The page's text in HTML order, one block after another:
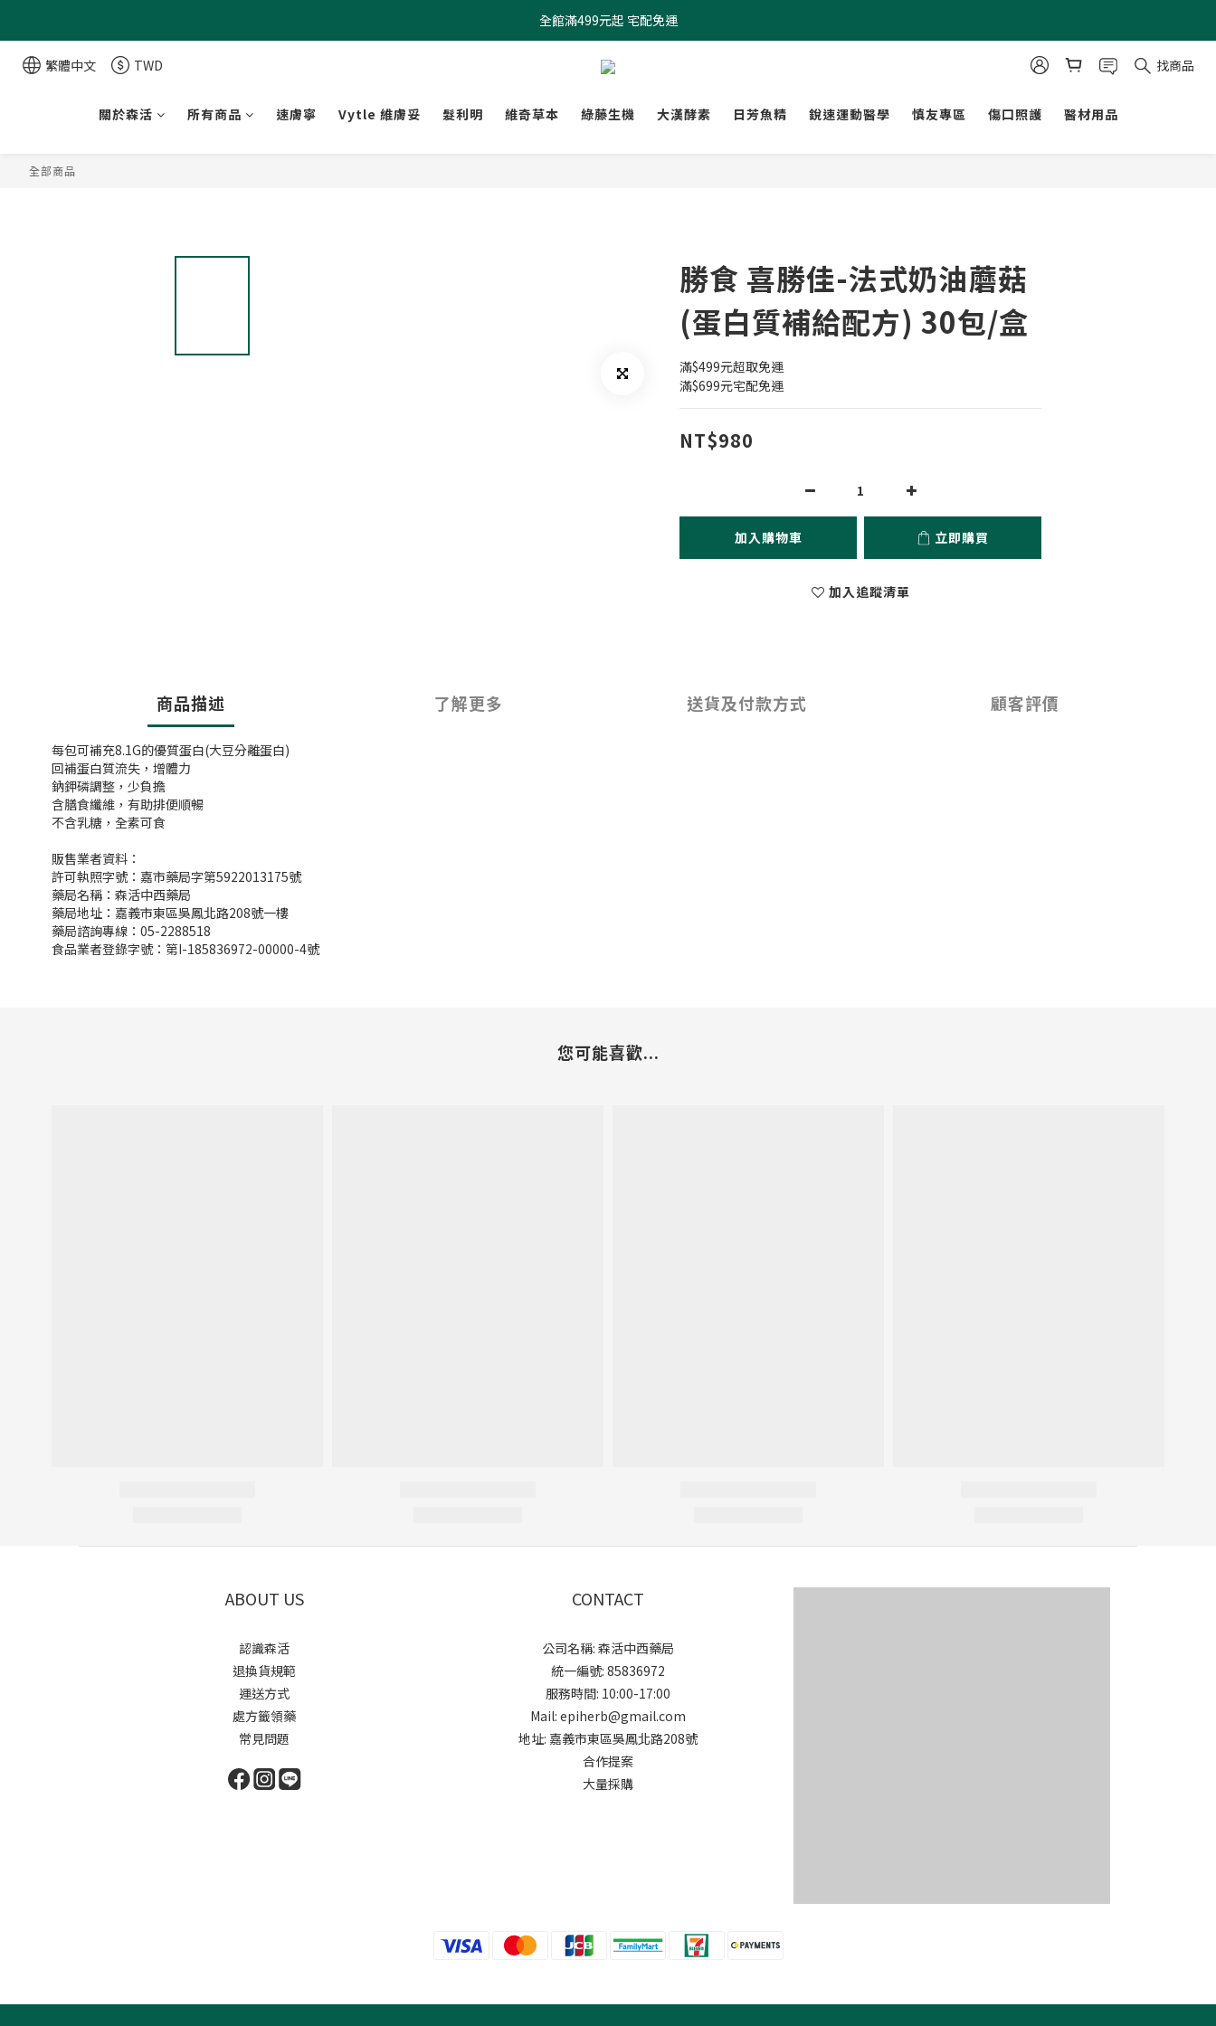
全館滿499元起 宅配免運
全館滿499元起 宅配免運
加入會員 $100元購物金現領現折
繁體中文 TWD 找商品
關於森活 所有商品 速膚寧 Vytle 維膚妥 髮利明 維奇草本 綠藤生機 大漢酵素 日芳魚精 銳速運動醫學 慎友專區 傷口照護 醫材用品
全部商品
勝食 喜勝佳-法式奶油蘑菇
(蛋白質補給配方) 30包/盒
滿$499元超取免運
滿$699元宅配免運
NT$980
加入購物車 立即購買
加入追蹤清單
商品描述 了解更多 送貨及付款方式 顧客評價
每包可補充8.1G的優質蛋白(大豆分離蛋白)
回補蛋白質流失，增體力
鈉鉀磷調整，少負擔
含膳食纖維，有助排便順暢
不含乳糖，全素可食
販售業者資料：
許可執照字號：嘉市藥局字第5922013175號
藥局名稱：森活中西藥局
藥局地址：嘉義市東區吳鳳北路208號一樓
藥局諮詢專線：05-2288518
食品業者登錄字號：第I-185836972-00000-4號
您可能喜歡...
ABOUT US
認識森活
退換貨規範
運送方式
處方籤領藥
常見問題
CONTACT
公司名稱: 森活中西藥局
統一編號: 85836972
服務時間: 10:00-17:00
Mail: epiherb@gmail.com
地址: 嘉義市東區吳鳳北路208號
合作提案
大量採購